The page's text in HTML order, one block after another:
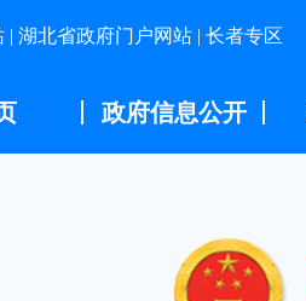
| 湖北省政府门户网站 | 长者专区
政府信息公开